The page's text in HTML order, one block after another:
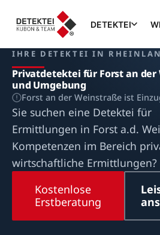
DETEKTEI
IHRE DETEKTEI IN
Privatdetektei für Forst an der
und Umgebung
Forst an der Weinstraße ist
Sie suchen eine Detektei für
Ermittlungen in Forst a.d.
Kompetenzen im Bereich
wirtschaftliche Ermittlungen?
Kostenlose
Erstberatung